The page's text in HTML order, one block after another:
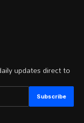
updates direct to